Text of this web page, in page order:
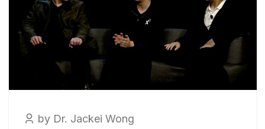
by Dr. Jackei Wong